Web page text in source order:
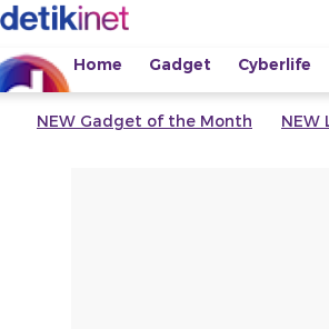
Home Gadget Cyberlife
NEW Gadget of the Month NEW